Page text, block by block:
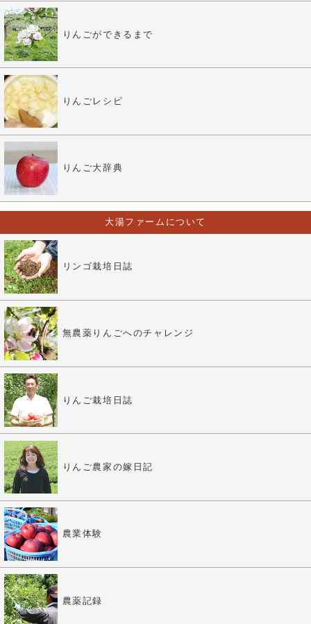
りんごができるまで
りんごレシピ
りんご大辞典
大湯ファームについて
リンゴ栽培日誌
無農薬りんごへのチャレンジ
りんご栽培日誌
りんご農家の嫁日記
農業体験
農薬記録